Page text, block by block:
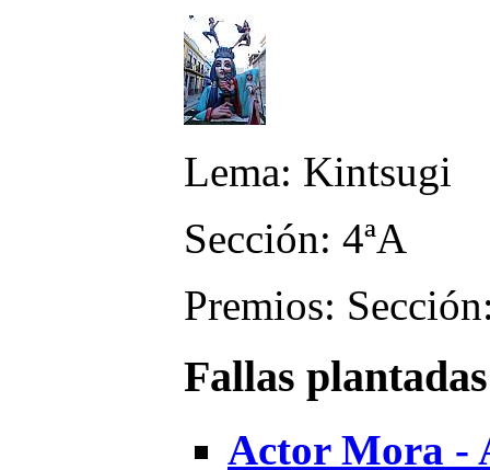
Lema: Kintsugi
Sección: 4ªA
Premios:
Fallas
Actor Mora -